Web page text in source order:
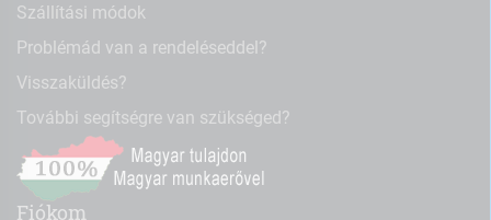
Szállítási módok
Problémád van a rendeléseddel?
Visszaküldés?
További segítségre van szükséged?
Fiókom